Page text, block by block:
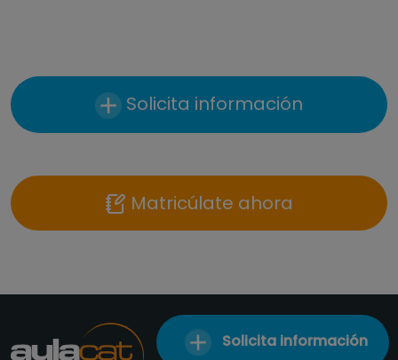
Solicita información
Matricúlate ahora
Solicita información